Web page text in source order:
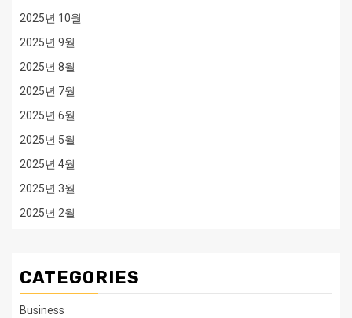
2025년 10월
2025년 9월
2025년 8월
2025년 7월
2025년 6월
2025년 5월
2025년 4월
2025년 3월
2025년 2월
CATEGORIES
Business